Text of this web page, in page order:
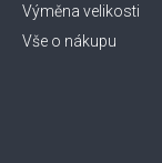
Výměna velikosti
Vše o nákupu